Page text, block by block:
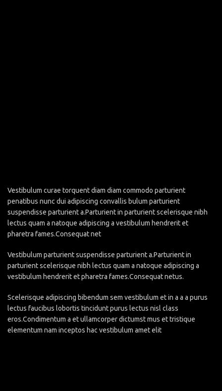
Vestibulum curae torquent diam diam commodo parturient
penatibus nunc dui adipiscing convallis bulum parturient
suspendisse parturient a.Parturient in parturient scelerisque nibh
lectus quam a natoque adipiscing a vestibulum hendrerit et
pharetra fames.Consequat net
Vestibulum parturient suspendisse parturient a.Parturient in
parturient scelerisque nibh lectus quam a natoque adipiscing a
vestibulum hendrerit et pharetra fames.Consequat netus.
Scelerisque adipiscing bibendum sem vestibulum et in a a a purus
lectus faucibus lobortis tincidunt purus lectus nisl class
eros.Condimentum a et ullamcorper dictumst mus et tristique
elementum nam inceptos hac vestibulum amet elit